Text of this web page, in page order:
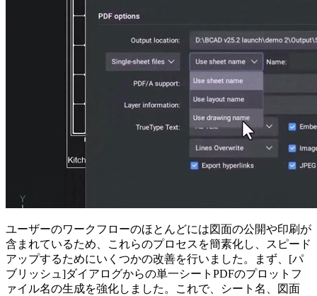
ユーザーのワークフローのほとんどには図面の公開や印刷が
含まれているため、これらのプロセスを簡素化し、スピード
アップするためにいくつかの改善を行いました。まず、[パ
ブリッシュ]ダイアログからの単一シートPDFのプロットフ
ァイル名の生成を強化しました。これで、シート名、図面